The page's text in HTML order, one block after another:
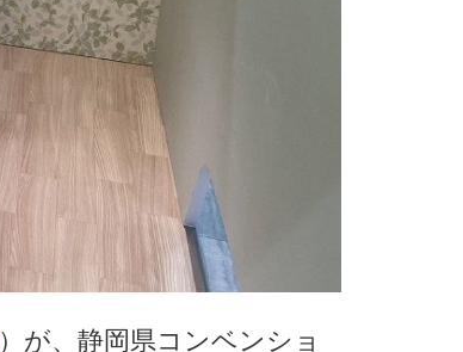
）が、静岡県コンベンショ